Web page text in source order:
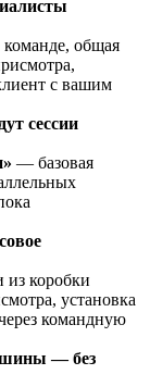
общая
с вашим
сессии
— базовая
из коробки
установка
командную
— без